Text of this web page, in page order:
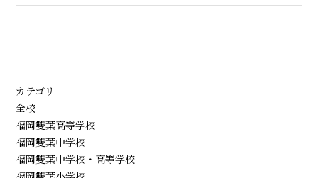
カテゴリ
全校
福岡雙葉高等学校
福岡雙葉中学校
福岡雙葉中学校・高等学校